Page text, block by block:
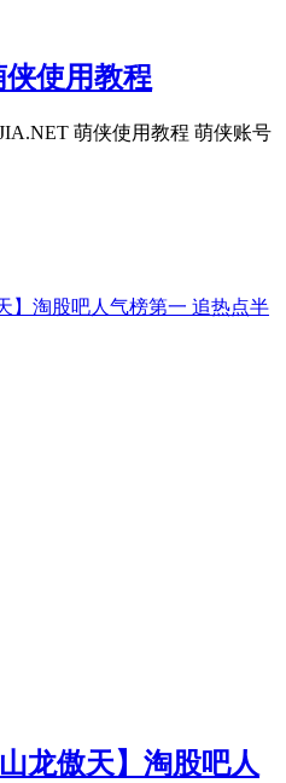
使用教程
萌侠使用教程 萌侠账号
龙傲天】淘股吧人